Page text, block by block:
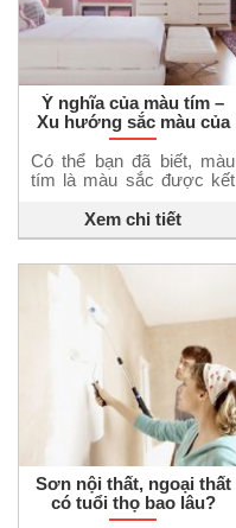
Ý nghĩa của màu tím –
Xu hướng sắc màu của
năm
Có thể bạn đã biết, màu
tím là màu sắc được kết
dương. Ý nghĩa của màu
tím là gì? Cách phối màu
chia sẻ trong bài viết này.
Ý nghĩa của màu tím Đối
với người Việt, màu tím là
một sắc […]
Xem chi tiết
Sơn nội thất, ngoại thất
có tuổi thọ bao lâu?